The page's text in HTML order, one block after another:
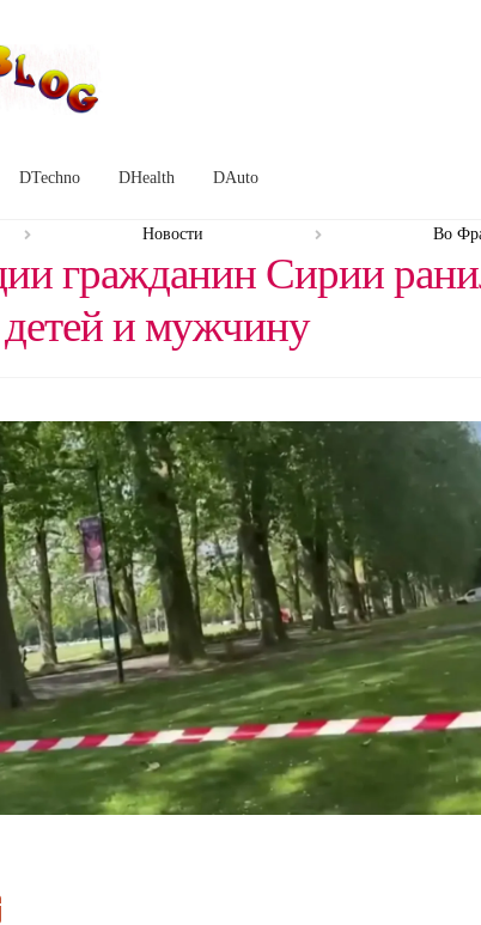
DTechno DHealth DAuto
Новости Во
гражданин Сирии
и мужчину